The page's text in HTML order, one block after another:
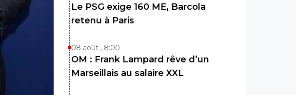
Le PSG exige 160 ME, Barcola
retenu à Paris
08 août , 8:00
OM : Frank Lampard rêve d’un
Marseillais au salaire XXL